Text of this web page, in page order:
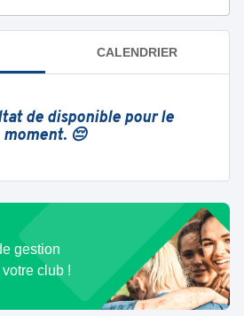
CALENDRIER
de disponible pour le
moment. 😔
gestion
club !